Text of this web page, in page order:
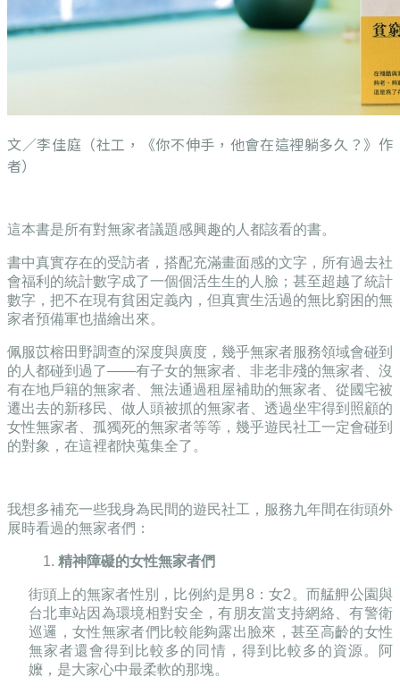
文／李佳庭（社工，《你不伸手，他會在這裡躺多久？ 》作
者）
這本書是所有對無家者議題感興趣的人都該看的書。
書中真實存在的受訪者，搭配充滿畫面感的文字，所有過去社
會福利的統計數字成了一個個活生生的人臉；甚至超越了統計
數字，把不在現有貧困定義內，但真實生活過的無比窮困的無
家者預備軍也描繪出來。
佩服苡榕田野調查的深度與廣度，幾乎無家者服務領域會碰到
的人都碰到過了——有子女的無家者、非老非殘的無家者、沒
有在地戶籍的無家者、無法通過租屋補助的無家者、從國宅被
遷出去的新移民、做人頭被抓的無家者、透過坐牢得到照顧的
女性無家者、孤獨死的無家者等等，幾乎遊民社工一定會碰到
的對象，在這裡都快蒐集全了。
我想多補充一些我身為民間的遊民社工，服務九年間在街頭外
展時看過的無家者們 ：
1. 精神障礙的女性無家者們
街頭上的無家者性別，比例約是男8：女2 。而艋舺公園與
台北車站因為環境相對安全，有朋友當支持網絡、有警衛
巡邏，女性無家者們比較能夠露出臉來，甚至高齡的女性
無家者還會得到比較多的同情，得到比較多的資源。阿
嬤，是大家心中最柔軟的那塊。